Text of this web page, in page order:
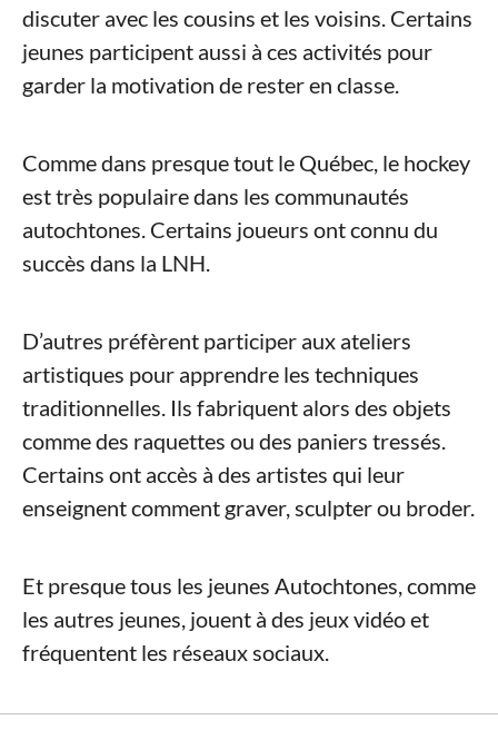
discuter avec les cousins et les voisins. Certains
jeunes participent aussi à ces activités pour
garder la motivation de rester en classe.
Comme dans presque tout le Québec, le hockey
est très populaire dans les communautés
autochtones. Certains joueurs ont connu du
succès dans la LNH.
D’autres préfèrent participer aux ateliers
artistiques pour apprendre les techniques
traditionnelles. Ils fabriquent alors des objets
comme des raquettes ou des paniers tressés.
Certains ont accès à des artistes qui leur
enseignent comment graver, sculpter ou broder.
Et presque tous les jeunes Autochtones, comme
les autres jeunes, jouent à des jeux vidéo et
fréquentent les réseaux sociaux.